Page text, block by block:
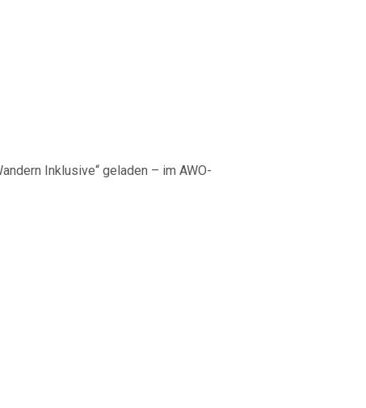
Inklusive“ geladen – im AWO-